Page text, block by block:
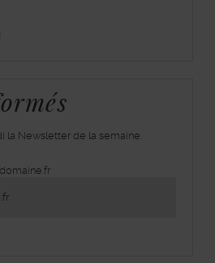
la Newsletter de la semaine.